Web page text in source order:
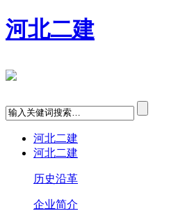
河北二建
河北二建
河北二建
历史沿革
企业简介